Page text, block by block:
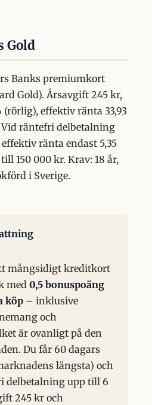
Gold
Banks premiumkort
Gold). Årsavgift 245 kr,
effektiv ränta 33,93
räntefri delbetalning
ränta endast 5,35
150 000 kr. Krav: 18 år,
i Sverige.
mångsidigt kreditkort
med0,5 bonuspoäng
köp – inklusive
och
är ovanligt på den
Du får 60 dagars
längsta) och
delbetalning upp till 6
245 kr och